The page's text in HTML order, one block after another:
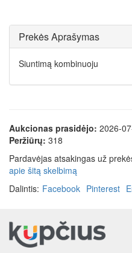
Prekės Aprašymas
Siuntimą kombinuoju
Aukcionas prasidėjo: 2026-
Peržiūrų: 318
Pardavėjas atsakingas už
apie šitą skelbimą
Dalintis: Facebook Pinterest